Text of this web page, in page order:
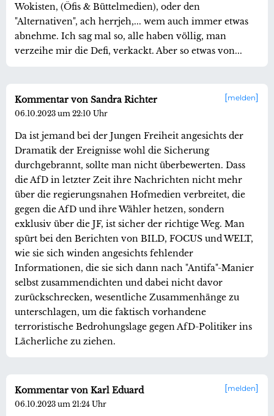
Wokisten, (Öfis & Büttelmedien), oder den
"Alternativen", ach herrjeh,... wem auch immer etwas
abnehme. Ich sag mal so, alle haben völlig, man
verzeihe mir die Defi, verkackt. Aber so etwas von...
melden
Kommentar von Sandra Richter
06.10.2023 um 22:10 Uhr
Da ist jemand bei der Jungen Freiheit angesichts der
Dramatik der Ereignisse wohl die Sicherung
durchgebrannt, sollte man nicht überbewerten. Dass
die AfD in letzter Zeit ihre Nachrichten nicht mehr
über die regierungsnahen Hofmedien verbreitet, die
gegen die AfD und ihre Wähler hetzen, sondern
exklusiv über die JF, ist sicher der richtige Weg. Man
spürt bei den Berichten von BILD, FOCUS und WELT,
wie sie sich winden angesichts fehlender
Informationen, die sie sich dann nach "Antifa"-Manier
selbst zusammendichten und dabei nicht davor
zurückschrecken, wesentliche Zusammenhänge zu
unterschlagen, um die faktisch vorhandene
terroristische Bedrohungslage gegen AfD-Politiker ins
Lächerliche zu ziehen.
melden
Kommentar von Karl Eduard
06.10.2023 um 21:24 Uhr